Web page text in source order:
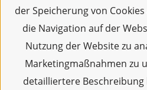
der Speicherung von
die Navigation auf der
Nutzung der Website zu
Marketingmaßnahmen zu
detailliertere Beschreibung